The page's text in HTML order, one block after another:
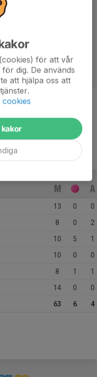
13 0 0
8 0 2
10 5 1
10 0 0
8 1 1
14 0 0
63 6 4
för att vår
dig. De används
att hjälpa oss att
cookies
kakor